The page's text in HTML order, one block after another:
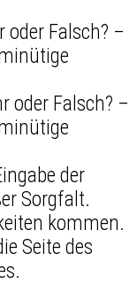
oder Falsch? –
oder Falsch? –
der
Sorgfalt.
kommen.
Seite des